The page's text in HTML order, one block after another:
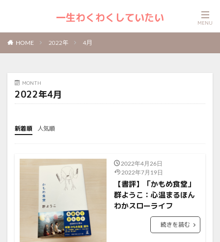
一生わくわくしていたい
HOME 2022年 4月
MONTH
2022年4月
新着順 人気順
2022年4月26日
2022年7月19日
【書評】「かもめ食堂」
群ようこ：心温まるほん
わかスローライフ
続きを読む